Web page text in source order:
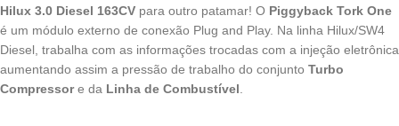
Hilux 3.0 Diesel 163CV para outro patamar! O Piggyback Tork One
é um módulo externo de conexão Plug and Play. Na linha Hilux/SW4
Diesel, trabalha com as informações trocadas com a injeção eletrônica
aumentando assim a pressão de trabalho do conjunto Turbo
Compressore da Linha de Combustível.